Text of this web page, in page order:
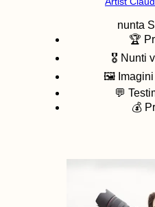
nunta
🏆
🎖️ Nunti
🖼️ Imagini
💬
💰